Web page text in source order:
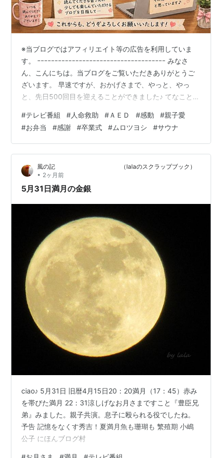
※当ブログではアフィリエイト等の広告を利用していま
す。 ｰｰｰｰｰｰｰｰｰｰｰｰｰｰｰｰｰｰｰｰｰｰｰｰｰｰｰｰｰｰｰｰｰｰｰｰｰ みなさ
ん、こんにちは。当ブログをご覧いただきありがとうご
ざいます。 早速ですが、おかげさまで、やっと、やっ
と、先日500回目を迎えることができました♪ てなこと
■ 改めてのご挨拶！！！■ 500回を振り返り。。。■
「感動」に関しての総集編■ サウナはお好きですか？
（サウナのまち大革命！） 25.01.14掲載■ モニタリング
でのムロツヨシ神対応♪ 25.02.28掲載■ こんな卒業式も
ある？最高ですね～♪ …
#テレビ番組 #人命救助 #ＡＥＤ #感動 #親子愛
#お弁当 #感謝 #卒業式 #ムロツヨシ #サウナ
風の記 （lalaのスクラップブック）
• 2ヶ月前
5月31日満月の金銀
ciao♪ 5月31日 旧暦4月15日20：20満月（17：45）赤み
を帯びた満月 22：31涼しげなお月さまですこと『豊臣兄
弟』みました。親子共演。息子に殴られる役でしたね。
予告 記憶をなくす秀吉！夏満月魚も珊瑚も 繁殖期 小嶋
公子 にほんブログ村